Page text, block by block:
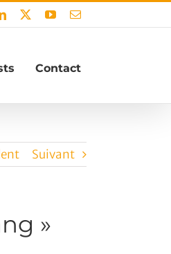
LinkedIn YouTubeEmail
Contact
Suivant
»